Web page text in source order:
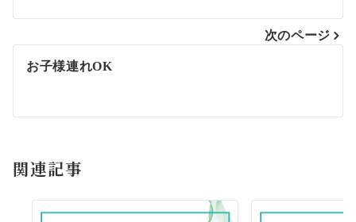
ナ
ビ
ゲ
ー
ョ
次のページ
お子様連れOK
関連記事